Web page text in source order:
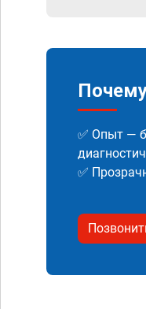
✅ Опыт —
✅